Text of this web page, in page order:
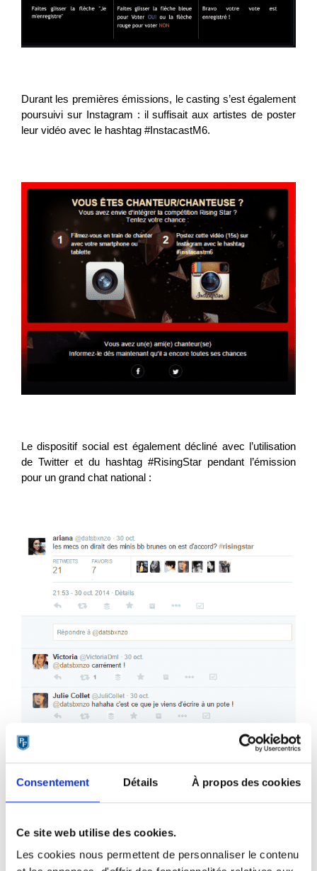
Consentement Détails À propos des cookies
Ce site web utilise des cookies.
Les cookies nous permettent de personnaliser le contenu
Durant les premières émissions, le casting s’est également
poursuivi sur Instagram : il suffisait aux artistes de poster
leur vidéo avec le hashtag #InstacastM6.
Le dispositif social est également décliné avec l’utilisation
de Twitter et du hashtag #RisingStar pendant l’émission
pour un grand chat national :
également organisé pour permettre aux téléspectateurs de
vivre des expériences inédites
en coulisses, avec les